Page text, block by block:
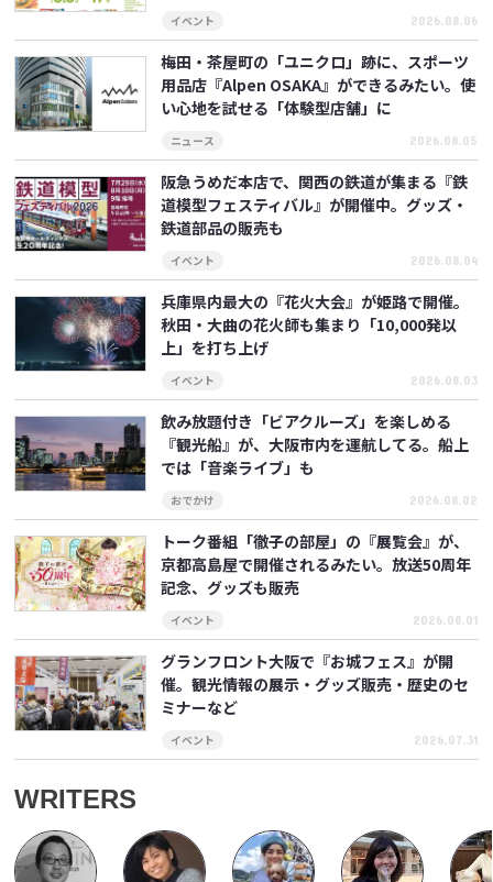
イベント 2026.08.06
梅田・茶屋町の「ユニクロ」跡に、スポーツ
用品店『Alpen OSAKA』ができるみたい。使
い心地を試せる「体験型店舗」に
ニュース 2026.08.05
阪急うめだ本店で、関西の鉄道が集まる『鉄
道模型フェスティバル』が開催中。グッズ・
鉄道部品の販売も
イベント 2026.08.04
兵庫県内最大の『花火大会』が姫路で開催。
秋田・大曲の花火師も集まり「10,000発以
上」を打ち上げ
イベント 2026.08.03
飲み放題付き「ビアクルーズ」を楽しめる
『観光船』が、大阪市内を運航してる。船上
では「音楽ライブ」も
おでかけ 2026.08.02
トーク番組「徹子の部屋」の『展覧会』が、
京都高島屋で開催されるみたい。放送50周年
記念、グッズも販売
イベント 2026.08.01
グランフロント大阪で『お城フェス』が開
催。観光情報の展示・グッズ販売・歴史のセ
ミナーなど
イベント 2026.07.31
WRITERS